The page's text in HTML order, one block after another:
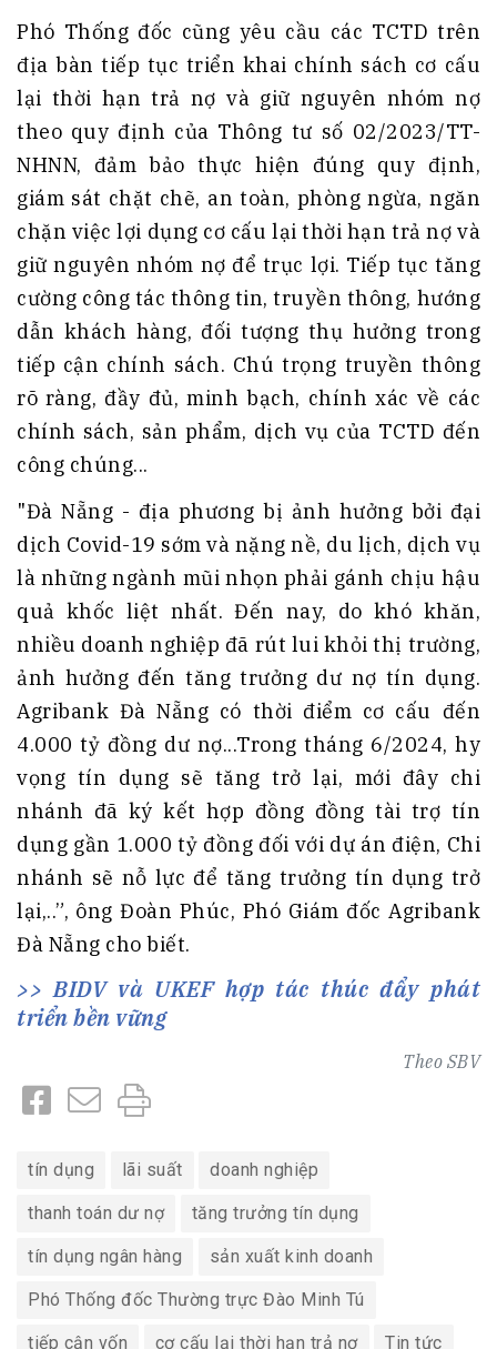
Phó Thống đốc cũng yêu cầu các TCTD trên
địa bàn tiếp tục triển khai chính sách cơ cấu
lại thời hạn trả nợ và giữ nguyên nhóm nợ
theo quy định của Thông tư số 02/2023/TT-
NHNN, đảm bảo thực hiện đúng quy định,
giám sát chặt chẽ, an toàn, phòng ngừa, ngăn
chặn việc lợi dụng cơ cấu lại thời hạn trả nợ và
giữ nguyên nhóm nợ để trục lợi. Tiếp tục tăng
cường công tác thông tin, truyền thông, hướng
dẫn khách hàng, đối tượng thụ hưởng trong
tiếp cận chính sách. Chú trọng truyền thông
rõ ràng, đầy đủ, minh bạch, chính xác về các
chính sách, sản phẩm, dịch vụ của TCTD đến
công chúng...
"Đà Nẵng - địa phương bị ảnh hưởng bởi đại
dịch Covid-19 sớm và nặng nề, du lịch, dịch vụ
là những ngành mũi nhọn phải gánh chịu hậu
quả khốc liệt nhất. Đến nay, do khó khăn,
nhiều doanh nghiệp đã rút lui khỏi thị trường,
ảnh hưởng đến tăng trưởng dư nợ tín dụng.
Agribank Đà Nẵng có thời điểm cơ cấu đến
4.000 tỷ đồng dư nợ...Trong tháng 6/2024, hy
vọng tín dụng sẽ tăng trở lại, mới đây chi
nhánh đã ký kết hợp đồng đồng tài trợ tín
dụng gần 1.000 tỷ đồng đối với dự án điện, Chi
nhánh sẽ nỗ lực để tăng trưởng tín dụng trở
lại,..”, ông Đoàn Phúc, Phó Giám đốc Agribank
Đà Nẵng cho biết.
BIDV và UKEF hợp tác thúc đẩy phát
triển bền vững
Theo SBV
tín dụng lãi suất doanh nghiệp
thanh toán dư nợ tăng trưởng tín dụng
tín dụng ngân hàng sản xuất kinh doanh
Phó Thống đốc Thường trực Đào Minh Tú
tiếp cận vốn cơ cấu lại thời hạn trả nợ Tin tức